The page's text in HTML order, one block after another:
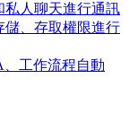
私人聊天進行通訊
儲、存取權限進行
工作流程自動